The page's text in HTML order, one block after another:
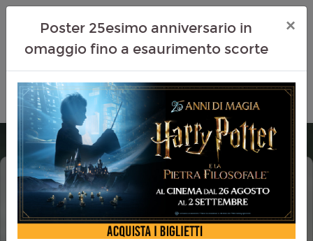
LUPIN THE IIIRD - THE MOVIE: LA
STIRPE IMMORTALE
Poster 25esimo anniversario in
omaggio fino a esaurimento scorte
×